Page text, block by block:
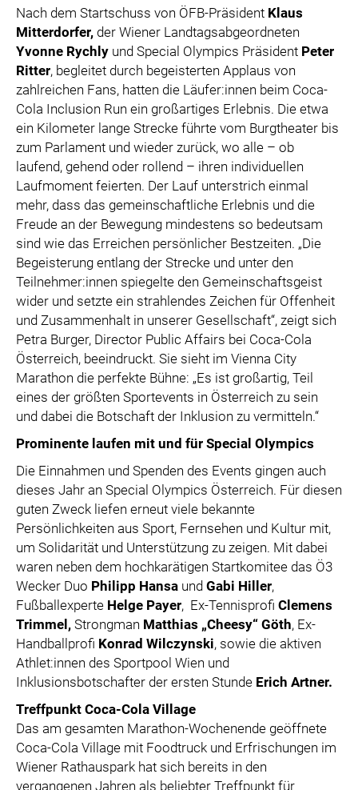
Nach dem Startschuss von ÖFB-Präsident Klaus
Mitterdorfer, der Wiener Landtagsabgeordneten
Yvonne Rychly und Special Olympics Präsident Peter
Ritter, begleitet durch begeisterten Applaus von
zahlreichen Fans, hatten die Läufer:innen beim Coca-
Cola Inclusion Run ein großartiges Erlebnis. Die etwa
ein Kilometer lange Strecke führte vom Burgtheater bis
zum Parlament und wieder zurück, wo alle – ob
laufend, gehend oder rollend – ihren individuellen
Laufmoment feierten. Der Lauf unterstrich einmal
mehr, dass das gemeinschaftliche Erlebnis und die
Freude an der Bewegung mindestens so bedeutsam
sind wie das Erreichen persönlicher Bestzeiten. „Die
Begeisterung entlang der Strecke und unter den
Teilnehmer:innen spiegelte den Gemeinschaftsgeist
wider und setzte ein strahlendes Zeichen für Offenheit
und Zusammenhalt in unserer Gesellschaft“, zeigt sich
Petra Burger, Director Public Affairs bei Coca-Cola
Österreich, beeindruckt. Sie sieht im Vienna City
Marathon die perfekte Bühne: „Es ist großartig, Teil
eines der größten Sportevents in Österreich zu sein
und dabei die Botschaft der Inklusion zu vermitteln.“
Prominente laufen mit und für Special Olympics
Die Einnahmen und Spenden des Events gingen auch
dieses Jahr an Special Olympics Österreich. Für diesen
guten Zweck liefen erneut viele bekannte
Persönlichkeiten aus Sport, Fernsehen und Kultur mit,
um Solidarität und Unterstützung zu zeigen. Mit dabei
waren neben dem hochkarätigen Startkomitee das Ö3
Wecker Duo Philipp Hansa und Gabi Hiller,
Fußballexperte Helge Payer, Ex-Tennisprofi Clemens
Trimmel, Strongman Matthias „Cheesy“ Göth, Ex-
Handballprofi Konrad Wilczynski, sowie die aktiven
Athlet:innen des Sportpool Wien und
Inklusionsbotschafter der ersten Stunde Erich Artner.
Treffpunkt Coca-Cola Village
Das am gesamten Marathon-Wochenende geöffnete
Coca-Cola Village mit Foodtruck und Erfrischungen im
Wiener Rathauspark hat sich bereits in den
vergangenen Jahren als beliebter Treffpunkt für